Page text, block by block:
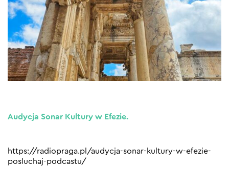
Audycja Sonar Kultury w Efezie.
https://radiopraga.pl/audycja-sonar-kultury-w-efezie-
posluchaj-podcastu/